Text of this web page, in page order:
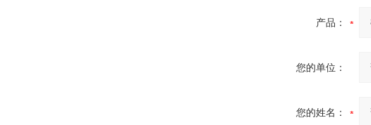
产品：
您的单位：
您的姓名：